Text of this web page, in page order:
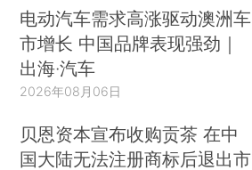
电动汽车需求高涨驱动澳洲车
市增长 中国品牌表现强劲｜
出海·汽车
2026年08月06日
贝恩资本宣布收购贡茶 在中
国大陆无法注册商标后退出市